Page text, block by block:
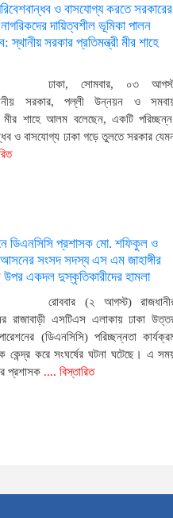
ও বাসযোগ্য করতে সরকারের
নাগরিকদের দায়িত্বশীল ভূমিকা পালন
স্থানীয় সরকার প্রতিমন্ত্রী মীর শাহে
ঢাকা, সোমবার, ০৩
সরকার, পল্লী উন্নয়ন ও
মীর শাহে আলম বলেছেন, একটি
ও বাসযোগ্য ঢাকা গড়ে তুলতে সরকার
ডিএনসিসি প্রশাসক মো. শফিকুল ও
সংসদ সদস্য এস এম জাহাঙ্গীর
উপর একদল দুস্কৃতিকারীদের হামলা
রোববার (২ আগস্ট)
রাজাবাড়ী এসটিএস এলাকায় ঢাকা
(ডিএনসিসি) পরিচ্ছন্নতা
কেন্দ্র করে সংঘর্ষের ঘটনা ঘটেছে। এ
প্রশাসক .... বিস্তারিত